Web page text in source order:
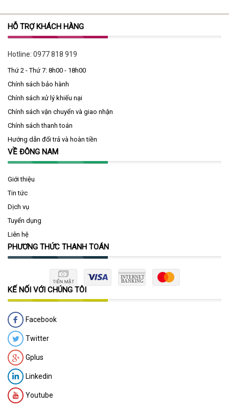
HỖ TRỢ KHÁCH HÀNG
Hotline: 0977 818 919
Thứ 2 - Thứ 7: 8h00 - 18h00
Chính sách bảo hành
Chính sách xử lý khiếu nại
Chính sách vận chuyển và giao nhận
Chính sách thanh toán
Hướng dẫn đổi trả và hoàn tiền
VỀ ĐÔNG NAM
Giới thiệu
Tin tức
Dịch vụ
Tuyển dụng
Liên hệ
PHƯƠNG THỨC THANH TOÁN
KẾ NỐI VỚI CHÚNG TÔI
Facebook
Twitter
Gplus
Linkedin
Youtube